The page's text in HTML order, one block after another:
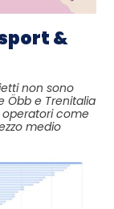
&
non sono
Öbb e Trenitalia
come
medio